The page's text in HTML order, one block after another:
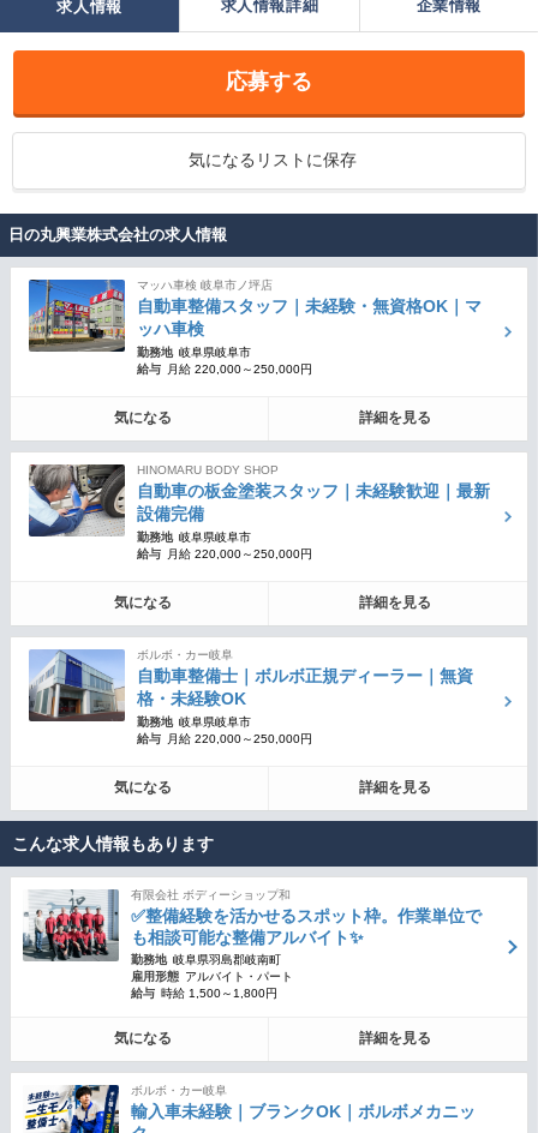
求人情報 求人情報詳細 企業情報
応募する
気になるリストに保存
日の丸興業株式会社の求人情報
マッハ車検 岐阜市ノ坪店
自動車整備スタッフ｜未経験・無資格OK｜マ
ッハ車検
勤務地 岐阜県岐阜市
給与
月給 220,000～250,000円
気になる 詳細を見る
HINOMARU BODY SHOP
自動車の板金塗装スタッフ｜未経験歓迎｜最新
設備完備
勤務地 岐阜県岐阜市
給与
月給 220,000～250,000円
気になる 詳細を見る
ボルボ・カー岐阜
自動車整備士｜ボルボ正規ディーラー｜無資
格・未経験OK
勤務地 岐阜県岐阜市
給与
月給 220,000～250,000円
気になる 詳細を見る
こんな求人情報もあります
有限会社 ボディーショップ和
✅整備経験を活かせるスポット枠。作業単位で
も相談可能な整備アルバイト✨
勤務地 岐阜県羽島郡岐南町
雇用形態 アルバイト・パート
給与 時給 1,500～1,800円
気になる 詳細を見る
ボルボ・カー岐阜
輸入車未経験｜ブランクOK｜ボルボメカニッ